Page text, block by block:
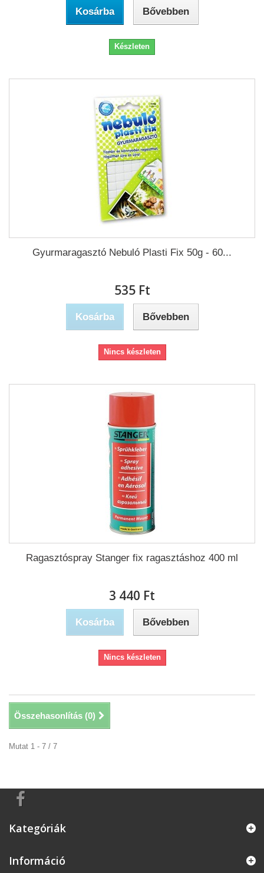
Kosárba Bővebben
Készleten
Gyurmaragasztó Nebuló Plasti Fix 50g - 60...
535 Ft‎
Kosárba Bővebben
Nincs készleten
Ragasztóspray Stanger fix ragasztáshoz 400 ml
3 440 Ft‎
Kosárba Bővebben
Nincs készleten
Összehasonlítás (0)
Mutat 1 - 7 / 7
Kategóriák
Információ